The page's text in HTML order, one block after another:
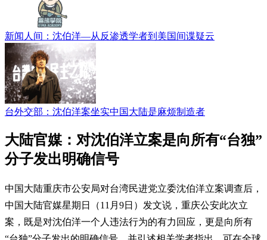
新闻人间：沈伯洋—从反渗透学者到美国间谍疑云
台外交部：沈伯洋案坐实中国大陆是麻烦制造者
大陆官媒：对沈伯洋立案是向所有“台独”
分子发出明确信号
中国大陆重庆市公安局对台湾民进党立委沈伯洋立案调查后，
中国大陆官媒星期日（11月9日）发文说，重庆公安此次立
案，既是对沈伯洋一个人违法行为的有力回应，更是向所有